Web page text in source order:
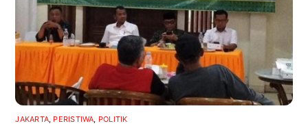
JAKARTA, PERISTIWA POLITIK